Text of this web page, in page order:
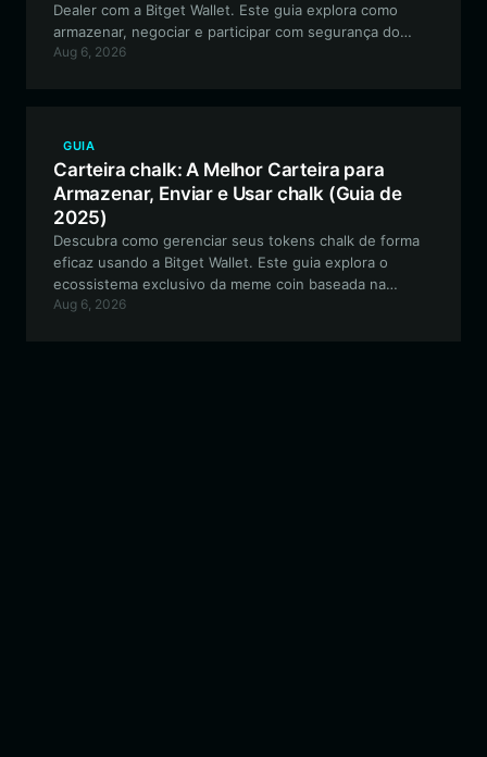
Dealer com a Bitget Wallet. Este guia explora como
armazenar, negociar e participar com segurança do
ecossistema Dealer usando uma carteira
Aug 6, 2026
GUIA
Carteira chalk: A Melhor Carteira para
Armazenar, Enviar e Usar chalk (Guia de
2025)
Descubra como gerenciar seus tokens chalk de forma
eficaz usando a Bitget Wallet. Este guia explora o
ecossistema exclusivo da meme coin baseada na
Solana, impulsionado pela comunidade, e como
Aug 6, 2026